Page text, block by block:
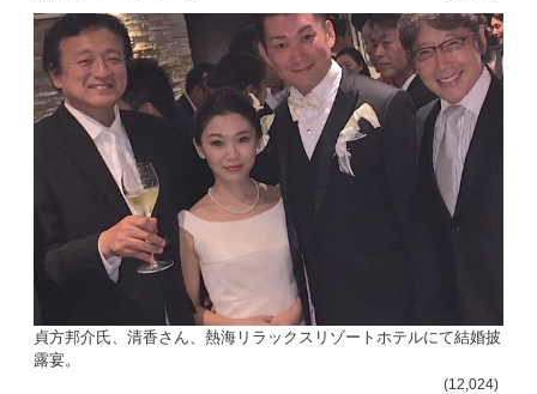
貞方邦介氏、清香さん、熱海リラックスリゾートホテルにて結婚披
露宴。
(12,024)